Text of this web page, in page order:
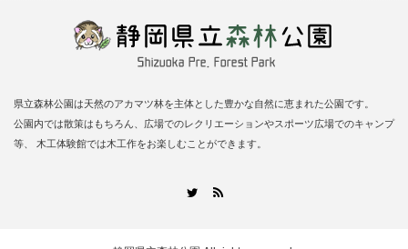
県立森林公園は天然のアカマツ林を主体とした豊かな自然に恵まれた公園です。
公園内では散策はもちろん、広場でのレクリエーションやスポーツ広場でのキャンプ
等、 木工体験館では木工作をお楽しむことができます。
Twitter